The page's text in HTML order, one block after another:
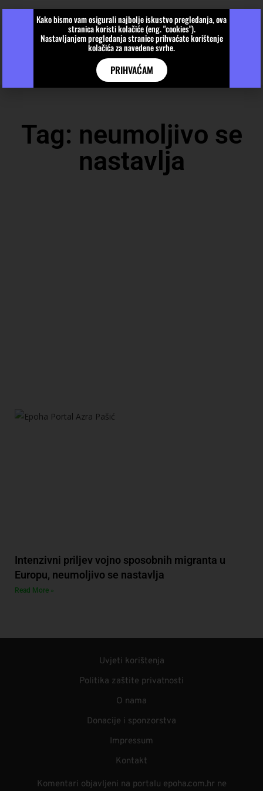
Tag: neumoljivo se
nastavlja
Intenzivni priljev vojno sposobnih migranta u
Europu, neumoljivo se nastavlja
Read More »
Uvjeti korištenja
Politika zaštite privatnosti
O nama
Donacije i sponzorstva
Impressum
Kontakt
Komentari objavljeni na portalu epoha.com.hr ne
Kako bismo vam osigurali najbolje iskustvo pregledanja, ova
stranica koristi kolačiće (eng. "cookies").
Nastavljanjem pregledanja stranice prihvaćate korištenje
kolačića za navedene svrhe.
PRIHVAĆAM